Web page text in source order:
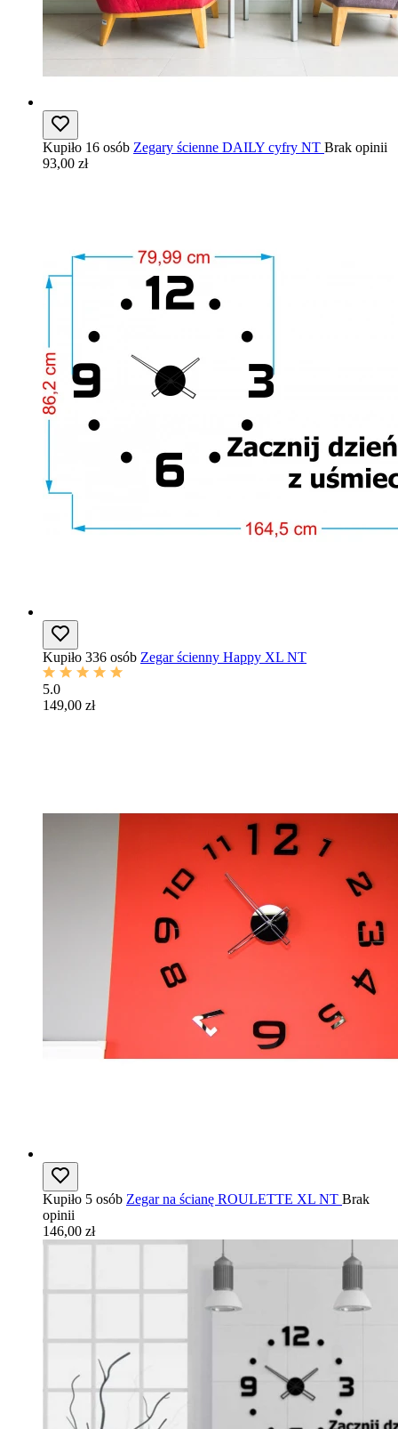
Kupiło 16 osób Zegary ścienne DAILY cyfry NT Brak opinii
93,00 zł
Kupiło 336 osób Zegar ścienny Happy XL NT
5.0
149,00 zł
Kupiło 5 osób Zegar na ścianę ROULETTE XL NT Brak
opinii
146,00 zł